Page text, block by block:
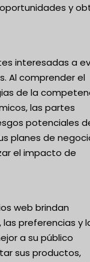
y
interesadas a
Al comprender el
de la
las partes
potenciales
planes de
el impacto de
web brindan
preferencias y
a su público
sus productos,